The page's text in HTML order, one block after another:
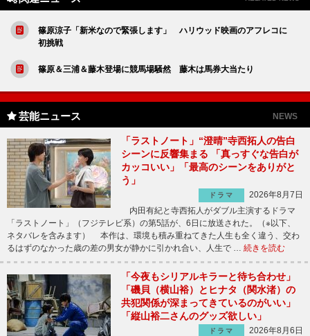
篠原涼子「新米なので緊張します」 ハリウッド映画のアフレコに
初挑戦
篠原＆三浦＆藤木登場に競馬場騒然 藤木は馬券大当たり
芸能ニュース NEWS
「ラストノート」“澄晴”寺西拓人の告白
シーンに反響集まる 「真っすぐな告白が
カッコいい」「最高のシーンをありがと
う」
ドラマ
2026年8月7日
内田有紀と寺西拓人がダブル主演するドラマ
「ラストノート」（フジテレビ系）の第5話が、6日に放送された。（※以下、
ネタバレを含みます） 本作は、環境も積み重ねてきた人生も全く違う、交わ
るはずのなかった歳の差の男女が静かに引かれ合い、人生で … 続きを読む
「今夜もシリアルキラーと待ち合わせ」
「磯貝（横山裕）とヒナタ（関水渚）の
共犯関係が深まってきているのがいい」
「縦山裕二さんのグッズ欲しい」
ドラマ
2026年8月6日